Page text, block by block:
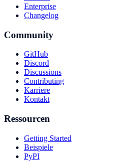
Enterprise
Changelog
Community
GitHub
Discord
Discussions
Contributing
Karriere
Kontakt
Ressourcen
Getting Started
Beispiele
PyPI